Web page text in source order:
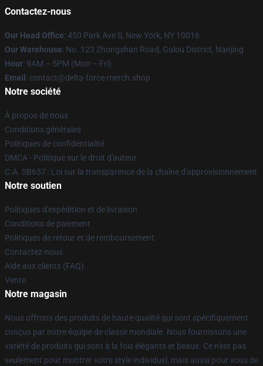
Contactez-nous
Our Head Office: 450 Park Ave S, New York, NY 10016
Our Warehouse: No. 123 Zhongshan Road, Gulou District, Nanjing
Hour: 9AM – 5PM (Mon – Fri)
Email : contact@delta-force-merch.shop
Notre société
À propos de nous
Conditions générales
Politiques de confidentialité
DMCA - Politique sur le droit d'auteur
C.A. SB657 : Loi sur la transparence de la chaîne d'approvisionnement
Notre soutien
Politiques d'expédition et de livraison
Conditions de paiement
Politiques de retour et de remboursement
Contactez-nous
Aide aux clients (FAQ)
Vente
Notre magasin
Nous offrons des produits de haute qualité qui sont spécifiquement
conçus par notre équipe de classe mondiale. Nous fournissons une
variété de produits qui sont à la fois élégants et beaux. Ce n'est pas
seulement pour montrer votre style individuel, mais aussi pour vous de